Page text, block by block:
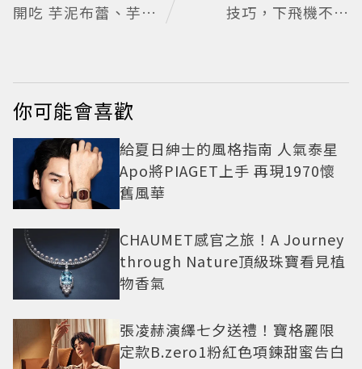
開吃 芋泥布蕾、芋頭
技巧，下飛機不乾
你可能會喜歡
給夏日紳士的風格指南 人氣泰星
Apo將PIAGET上手 再現1970懷
舊風華
CHAUMET感官之旅！A Journey
through Nature頂級珠寶看見植
物香氣
張凌赫演繹七夕送禮！寶格麗限
定款B.zero1粉紅色項鍊甜蜜告白